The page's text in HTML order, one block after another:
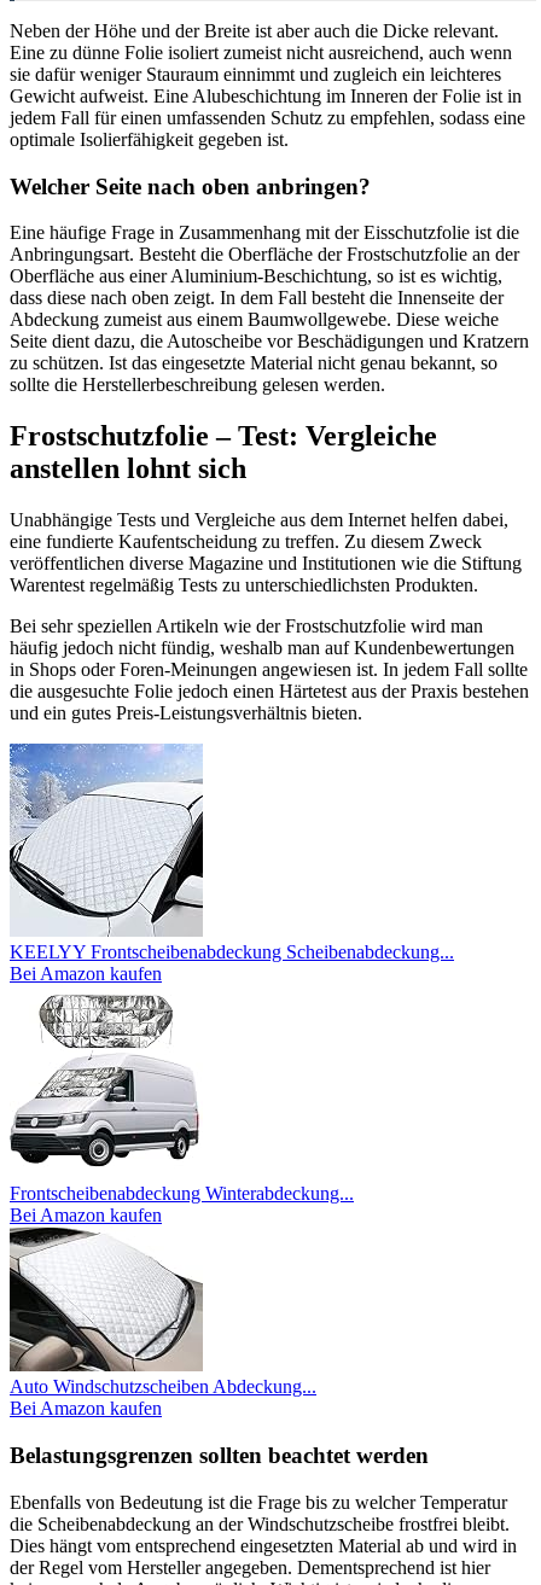
Neben der Höhe und der Breite ist aber auch die Dicke relevant.
Eine zu dünne Folie isoliert zumeist nicht ausreichend, auch wenn
sie dafür weniger Stauraum einnimmt und zugleich ein leichteres
Gewicht aufweist. Eine Alubeschichtung im Inneren der Folie ist in
jedem Fall für einen umfassenden Schutz zu empfehlen, sodass eine
optimale Isolierfähigkeit gegeben ist.
Welcher Seite nach oben anbringen?
Eine häufige Frage in Zusammenhang mit der Eisschutzfolie ist die
Anbringungsart. Besteht die Oberfläche der Frostschutzfolie an der
Oberfläche aus einer Aluminium-Beschichtung, so ist es wichtig,
dass diese nach oben zeigt. In dem Fall besteht die Innenseite der
Abdeckung zumeist aus einem Baumwollgewebe. Diese weiche
Seite dient dazu, die Autoscheibe vor Beschädigungen und Kratzern
zu schützen. Ist das eingesetzte Material nicht genau bekannt, so
sollte die Herstellerbeschreibung gelesen werden.
Frostschutzfolie – Test: Vergleiche
anstellen lohnt sich
Unabhängige Tests und Vergleiche aus dem Internet helfen dabei,
eine fundierte Kaufentscheidung zu treffen. Zu diesem Zweck
veröffentlichen diverse Magazine und Institutionen wie die Stiftung
Warentest regelmäßig Tests zu unterschiedlichsten Produkten.
Bei sehr speziellen Artikeln wie der Frostschutzfolie wird man
häufig jedoch nicht fündig, weshalb man auf Kundenbewertungen
in Shops oder Foren-Meinungen angewiesen ist. In jedem Fall sollte
die ausgesuchte Folie jedoch einen Härtetest aus der Praxis bestehen
und ein gutes Preis-Leistungsverhältnis bieten.
KEELYY Frontscheibenabdeckung Scheibenabdeckung...
Bei Amazon kaufen
Frontscheibenabdeckung Winterabdeckung...
Bei Amazon kaufen
Auto Windschutzscheiben Abdeckung...
Bei Amazon kaufen
Belastungsgrenzen sollten beachtet werden
Ebenfalls von Bedeutung ist die Frage bis zu welcher Temperatur
die Scheibenabdeckung an der Windschutzscheibe frostfrei bleibt.
Dies hängt vom entsprechend eingesetzten Material ab und wird in
der Regel vom Hersteller angegeben. Dementsprechend ist hier